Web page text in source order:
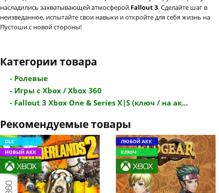
насладились захватывающей атмосферой Fallout 3. Сделайте шаг в
неизведанное, испытайте свои навыки и откройте для себя жизнь на
Пустоши с новой стороны!
Категории товара
- Ролевые
- Игры с Xbox / Xbox 360
- Fallout 3 Xbox One & Series X|S (ключ / на ак...
Рекомендуемые товары
DLC
НОВЫЙ АКК
ЛЮБОЙ АКК
КЛЮЧ